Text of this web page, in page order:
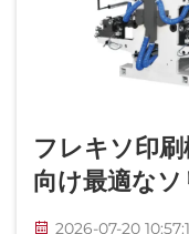
フレキソ印
向け最適な
2026-07-20